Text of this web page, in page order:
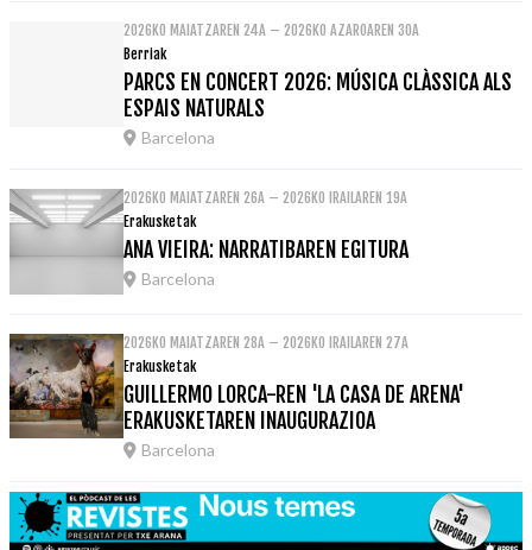
2026KO MAIATZAREN 24A – 2026KO AZAROAREN 30A
Berriak
PARCS EN CONCERT 2026: MÚSICA CLÀSSICA ALS
ESPAIS NATURALS
Barcelona
2026KO MAIATZAREN 26A – 2026KO IRAILAREN 19A
Erakusketak
ANA VIEIRA: NARRATIBAREN EGITURA
Barcelona
2026KO MAIATZAREN 28A – 2026KO IRAILAREN 27A
Erakusketak
GUILLERMO LORCA-REN 'LA CASA DE ARENA'
ERAKUSKETAREN INAUGURAZIOA
Barcelona